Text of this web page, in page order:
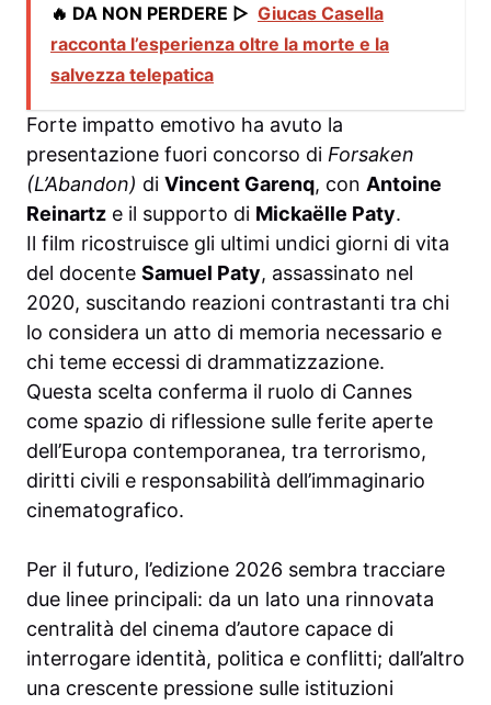
🔥 DA NON PERDERE ▷ Giucas Casella
racconta l’esperienza oltre la morte e la
salvezza telepatica
Forte impatto emotivo ha avuto la
presentazione fuori concorso di Forsaken
(L’Abandon) di Vincent Garenq, con Antoine
Reinartz e il supporto di Mickaëlle Paty.
Il film ricostruisce gli ultimi undici giorni di vita
del docente Samuel Paty, assassinato nel
2020, suscitando reazioni contrastanti tra chi
lo considera un atto di memoria necessario e
chi teme eccessi di drammatizzazione.
Questa scelta conferma il ruolo di Cannes
come spazio di riflessione sulle ferite aperte
dell’Europa contemporanea, tra terrorismo,
diritti civili e responsabilità dell’immaginario
cinematografico.
Per il futuro, l’edizione 2026 sembra tracciare
due linee principali: da un lato una rinnovata
centralità del cinema d’autore capace di
interrogare identità, politica e conflitti; dall’altro
una crescente pressione sulle istituzioni